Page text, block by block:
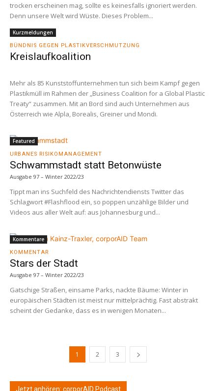
trocken erscheinen mag, sollte es keinesfalls ignoriert werden.
Denn unsere Welt wird Wüste. Dieses Problem...
Kurzmeldungen
BÜNDNIS GEGEN PLASTIKVERSCHMUTZUNG
Kreislaufkoalition
Mehr als 85 Kunststoffunternehmen tun sich beim Kampf gegen
Plastikmüll im Rahmen der „Business Coalition for a Global Plastic
Treaty“ zusammen. Mit an Bord sind auch Unternehmen aus
Österreich wie Alpla, Borealis, Greiner und Mondi.
Featured
URBANES RISIKOMANAGEMENT
Schwammstadt statt Betonwüste
Ausgabe 97 – Winter 2022/23
Tippt man ins Suchfeld des Nachrichtendiensts Twitter das
Schlagwort #Flashflood ein, so poppen unzählige Bilder und
Videos aus aller Welt auf: aus Johannesburg und...
Kommentare
KOMMENTAR
Stars der Stadt
Ausgabe 97 – Winter 2022/23
Gatschige Straßen, einsame Parks, nackte Bäume: Winter in
europäischen Städten ist meist nur mittelprächtig. Fast abstrakt
scheint der Gedanke, dass es in wenigen Monaten...
1 2 3
Jetzt anhören: corporAID Podcast